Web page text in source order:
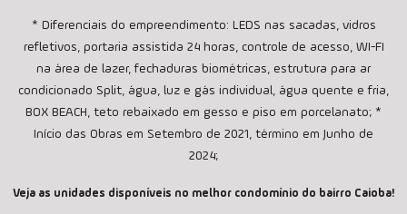
* Diferenciais do empreendimento: LEDS nas sacadas, vidros
refletivos, portaria assistida 24 horas, controle de acesso, WI-FI
na área de lazer, fechaduras biométricas, estrutura para ar
condicionado Split, água, luz e gás individual, água quente e fria,
BOX BEACH, teto rebaixado em gesso e piso em porcelanato; *
Início das Obras em Setembro de 2021, término em Junho de
2024;
Veja as unidades disponíveis no melhor condomínio do bairro Caioba!